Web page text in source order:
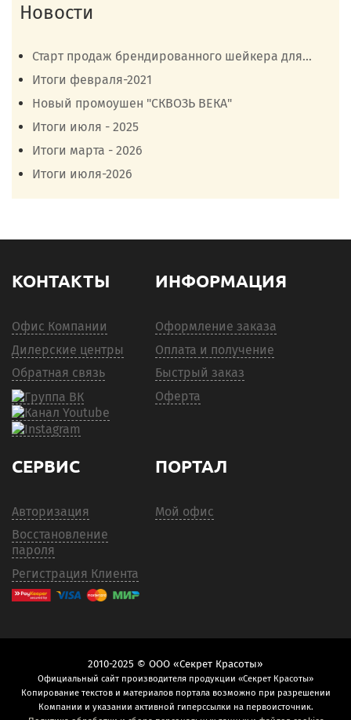
Новости
Старт продаж брендированного шейкера для...
Итоги февраля-2021
Новый промоушен "СКВОЗЬ ВЕКА"
Итоги июля - 2025
Итоги марта - 2026
Итоги июля-2026
КОНТАКТЫ
Офис Компании
Дилерские центры
Обратная связь
ИНФОРМАЦИЯ
Оформление заказа
Оплата и получение
Быстрый заказ
Оферта
СЕРВИС
Авторизация
Восстановление
пароля
Регистрация Клиента
ПОРТАЛ
Мой офис
2010-2025 © ООО «Секрет Красоты»
Официальный сайт производителя продукции «Секрет Красоты»
Копирование текстов и материалов портала возможно при разрешении
Компании и указании активной гиперссылки на первоисточник.